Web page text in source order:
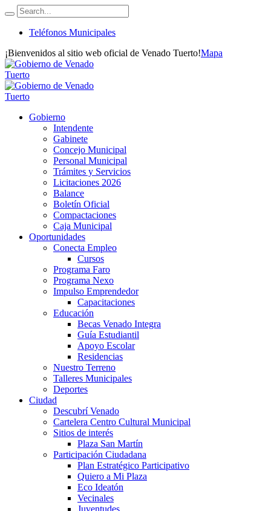
Teléfonos Municipales
¡Bienvenidos al sitio web oficial de Venado Tuerto!Mapa
Gobierno
Intendente
Gabinete
Concejo Municipal
Personal Municipal
Trámites y Servicios
Licitaciones 2026
Balance
Boletín Oficial
Compactaciones
Caja Municipal
Oportunidades
Conecta Empleo
Cursos
Programa Faro
Programa Nexo
Impulso Emprendedor
Capacitaciones
Educación
Becas Venado Integra
Guía Estudiantil
Apoyo Escolar
Residencias
Nuestro Terreno
Talleres Municipales
Deportes
Ciudad
Descubrí Venado
Cartelera Centro Cultural Municipal
Sitios de interés
Plaza San Martín
Participación Ciudadana
Plan Estratégico Participativo
Quiero a Mi Plaza
Eco Ideatón
Vecinales
Juventudes